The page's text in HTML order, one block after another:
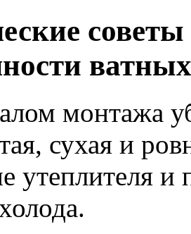
монтажа
сухая и
утеплителя и